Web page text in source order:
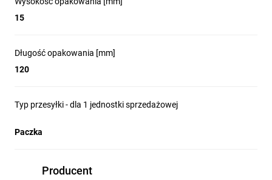
15
Długość opakowania [mm]
120
Typ przesyłki - dla 1 jednostki sprzedażowej
Paczka
Producent